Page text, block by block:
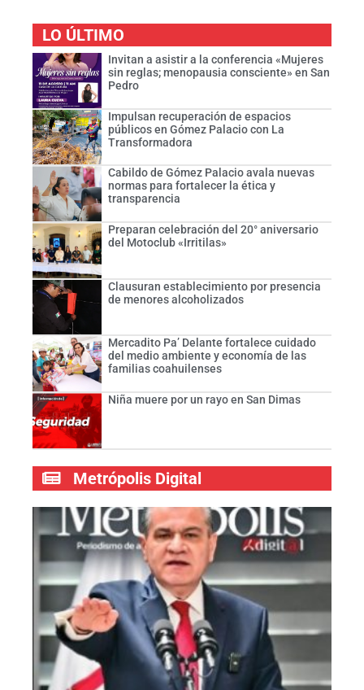
LO ÚLTIMO
Invitan a asistir a la conferencia «Mujeres
sin reglas; menopausia consciente» en San
Pedro
Impulsan recuperación de espacios
públicos en Gómez Palacio con La
Transformadora
Cabildo de Gómez Palacio avala nuevas
normas para fortalecer la ética y
transparencia
Preparan celebración del 20° aniversario
del Motoclub «Irritilas»
Clausuran establecimiento por presencia
de menores alcoholizados
Mercadito Pa’ Delante fortalece cuidado
del medio ambiente y economía de las
familias coahuilenses
Niña muere por un rayo en San Dimas
Metrópolis Digital